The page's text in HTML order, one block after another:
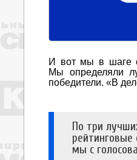
И вот мы в шаге
Мы определяли
победители. «В
По три
рейтинговые
мы с